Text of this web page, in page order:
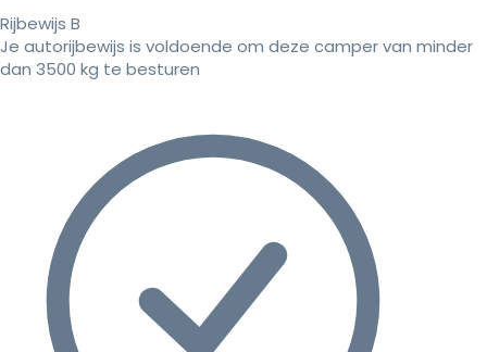
Rijbewijs B
Je autorijbewijs is voldoende om deze camper van minder
dan 3500 kg te besturen